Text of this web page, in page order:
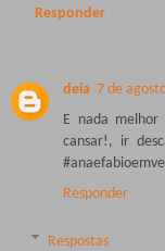
Responder
deia 7 de
E nada
cansar!, ir
Responder
Respostas